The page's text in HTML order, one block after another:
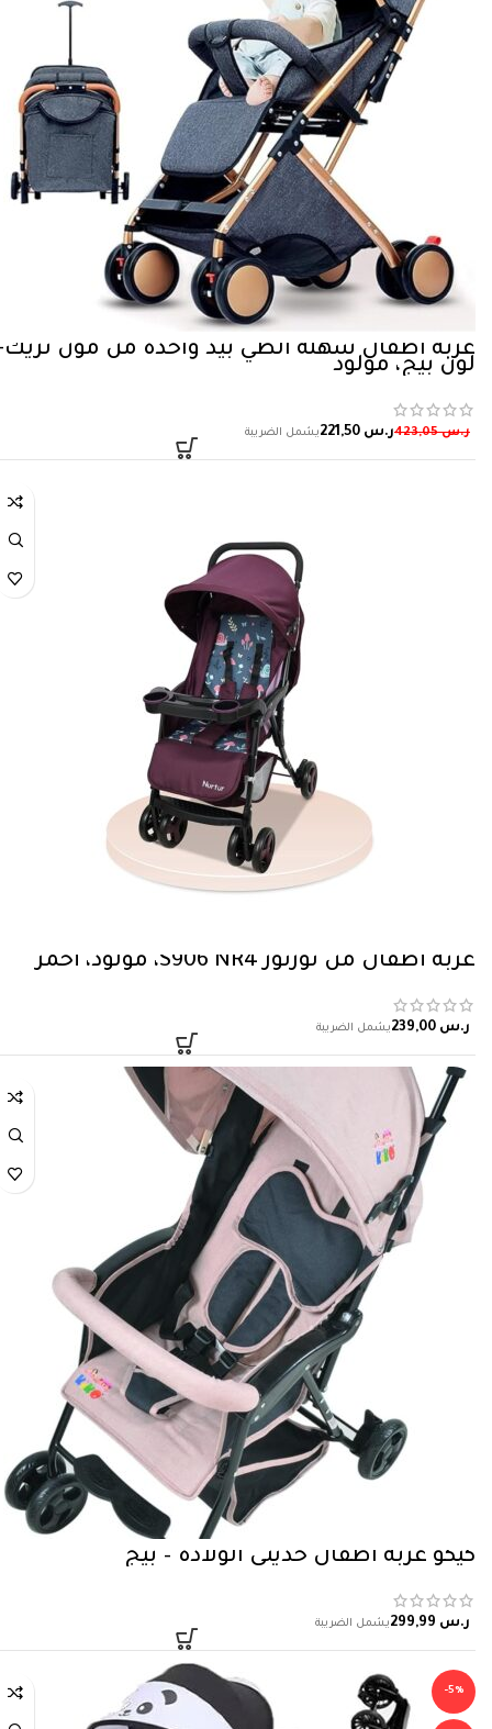
عربة اطفال سهلة الطي بيد واحدة من مون
لون بيج، مولود
ر.س423,05 ر.س
عربة أطفال من نورتور S906 NR4، مولود، أحمر
ر.س
كيكو عربة اطفال حديثي الولادة – بيج
ر.س
-5%